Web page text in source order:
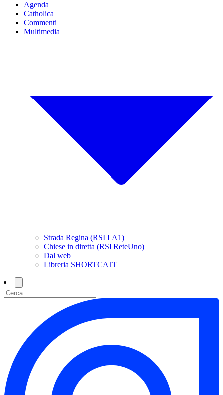
Agenda
Catholica
Commenti
Multimedia
Strada Regina (RSI LA1)
Chiese in diretta (RSI ReteUno)
Dal web
Libreria SHORTCATT